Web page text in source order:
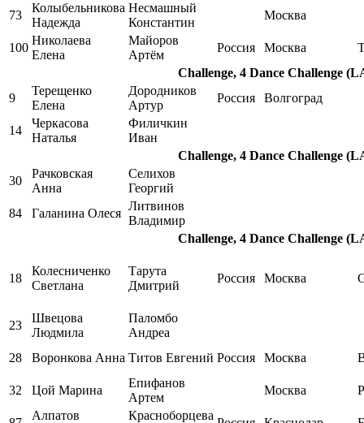
73
Колыбельникова
Надежда
Несмашный
Константин
Москва
100
Николаева
Елена
Майоров
Артём
Россия Москва
Challenge, 4 Dance Challenge
9
Терещенко
Елена
Дородников
Артур
Россия Волгоград
14
Черкасова
Наталья
Филичкин
Иван
Challenge, 4 Dance Challenge
30
Рачковская
Анна
Селихов
Георгий
84
Галанина Олеся
Литвинов
Владимир
Challenge, 4 Dance Challenge
18
Колесниченко
Светлана
Тарута
Дмитрий
Россия Москва
23
Швецова
Людмила
Паломбо
Андреа
28
Воронкова Анна Титов Евгений Россия Москва
32 Цой Марина
Епифанов
Артем
Москва
Алпатов
Красноборцева